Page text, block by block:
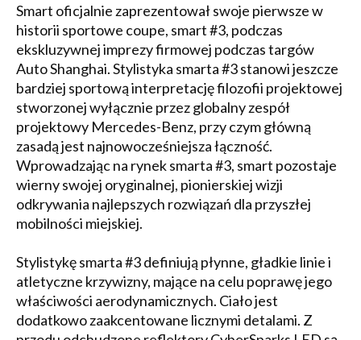
Smart oficjalnie zaprezentował swoje pierwsze w
historii sportowe coupe, smart #3, podczas
ekskluzywnej imprezy firmowej podczas targów
Auto Shanghai. Stylistyka smarta #3 stanowi jeszcze
bardziej sportową interpretację filozofii projektowej
stworzonej wyłącznie przez globalny zespół
projektowy Mercedes-Benz, przy czym główną
zasadą jest najnowocześniejsza łączność.
Wprowadzając na rynek smarta #3, smart pozostaje
wierny swojej oryginalnej, pionierskiej wizji
odkrywania najlepszych rozwiązań dla przyszłej
mobilności miejskiej.
Stylistykę smarta #3 definiują płynne, gładkie linie i
atletyczne krzywizny, mające na celu poprawę jego
właściwości aerodynamicznych. Ciało jest
dodatkowo zaakcentowane licznymi detalami. Z